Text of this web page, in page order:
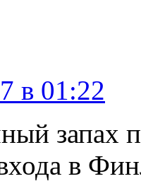
в 01:22
запах
в